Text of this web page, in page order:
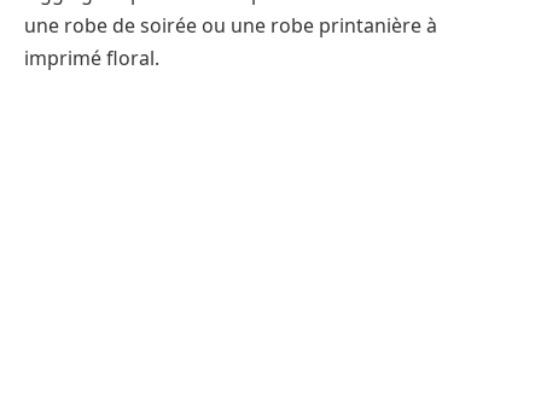
une robe de soirée ou une robe printanière à
imprimé floral.